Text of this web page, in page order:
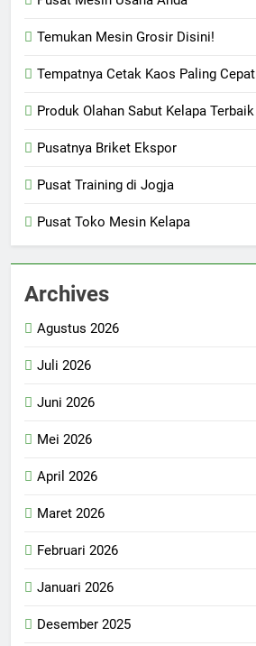
Temukan Mesin Grosir Disini!
Tempatnya Cetak Kaos Paling Cepat
Produk Olahan Sabut Kelapa Terbaik
Pusatnya Briket Ekspor
Pusat Training di Jogja
Pusat Toko Mesin Kelapa
Archives
Agustus 2026
Juli 2026
Juni 2026
Mei 2026
April 2026
Maret 2026
Februari 2026
Januari 2026
Desember 2025